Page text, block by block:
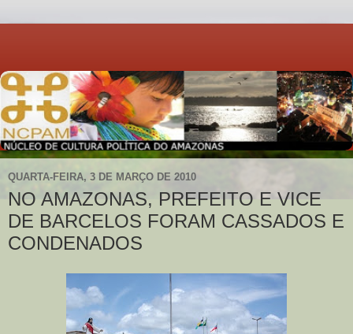
QUARTA-FEIRA, 3 DE MARÇO DE 2010
NO AMAZONAS, PREFEITO E VICE
DE BARCELOS FORAM CASSADOS E
CONDENADOS